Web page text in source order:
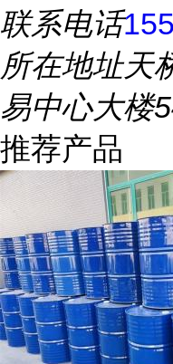
联系电话
所在地址天
易中心大楼
推荐产品